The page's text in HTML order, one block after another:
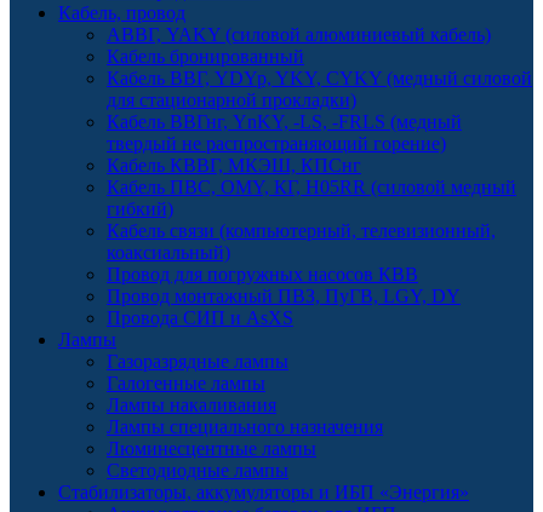
Кабель, провод
АВВГ, YAKY (силовой алюминиевый кабель)
Кабель бронированный
Кабель ВВГ, YDYp, YKY, CYKY (медный силовой
для стационарной прокладки)
Кабель ВВГнг, YnKY, -LS, -FRLS (медный
твердый не распространяющий горение)
Кабель КВВГ, МКЭШ, КПСнг
Кабель ПВС, OMY, КГ, H05RR (силовой медный
гибкий)
Кабель связи (компьютерный, телевизионный,
коаксиальный)
Провод для погружных насосов КВВ
Провод монтажный ПВЗ, ПуГВ, LGY, DY
Провода СИП и AsXS
Лампы
Газоразрядные лампы
Галогенные лампы
Лампы накаливания
Лампы специального назначения
Люминесцентные лампы
Светодиодные лампы
Стабилизаторы, аккумуляторы и ИБП «Энергия»